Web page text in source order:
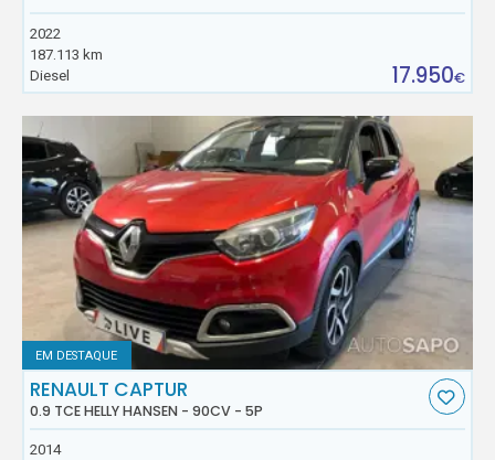
2022
187.113 km
Diesel
17.950€
EM DESTAQUE
RENAULT CAPTUR
0.9 TCE HELLY HANSEN - 90CV - 5P
2014